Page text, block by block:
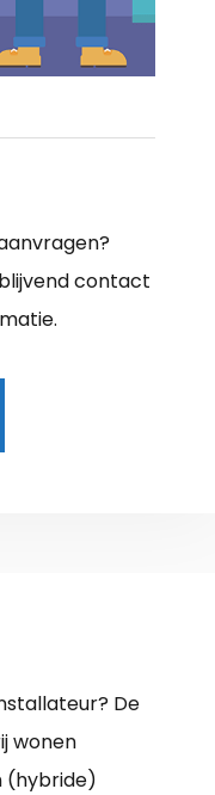
contact
De
wonen
(hybride)